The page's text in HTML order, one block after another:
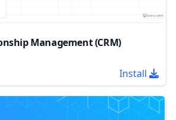
Management (CRM)
Install